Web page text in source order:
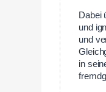
Dabei
und
und
in